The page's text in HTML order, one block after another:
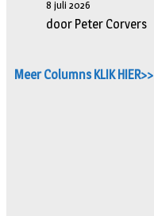
8 juli 2026
door Peter Corvers
Meer Columns KLIK HIER>>